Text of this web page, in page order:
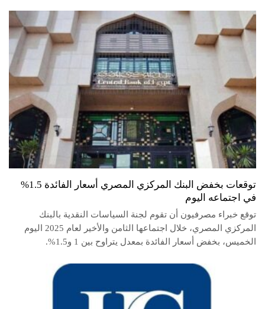
توقعات بخفض البنك المركزي المصري أسعار الفائدة 1.5%
في اجتماعه اليوم
توقع خبراء مصرفيون أن تقوم لجنة السياسات النقدية بالبنك
المركزي المصري، خلال اجتماعها الثامن والأخير لعام 2025 اليوم
الخميس، بخفض أسعار الفائدة بمعدل يتراوح بين 1 و1.5%.